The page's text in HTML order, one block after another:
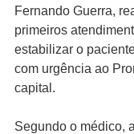
Fernando Guerra,
primeiros
estabilizar o
com urgência ao
capital.
Segundo o médico,